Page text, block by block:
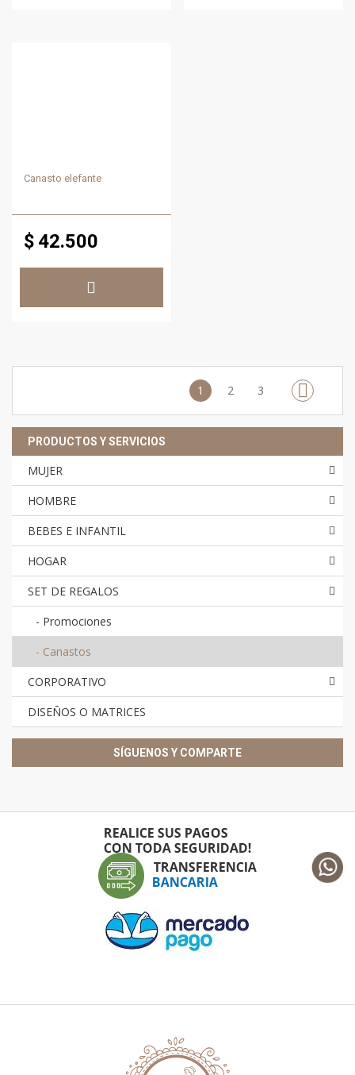
Canasto elefante
$42.500
1 2 3
PRODUCTOS Y SERVICIOS
MUJER
HOMBRE
BEBES E INFANTIL
HOGAR
SET DE REGALOS
- Promociones
- Canastos
CORPORATIVO
DISEÑOS O MATRICES
SÍGUENOS Y COMPARTE